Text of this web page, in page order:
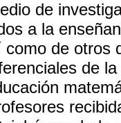
de
a la
de otros
de